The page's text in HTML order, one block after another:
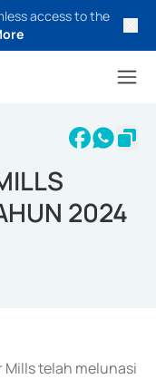
access to the
2024
Mills telah melunasi